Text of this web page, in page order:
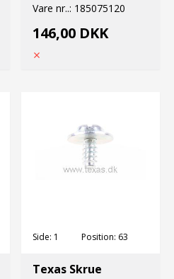
Vare nr..: 185075120
146,00 DKK
Side: 1 Position: 63
Texas Skrue